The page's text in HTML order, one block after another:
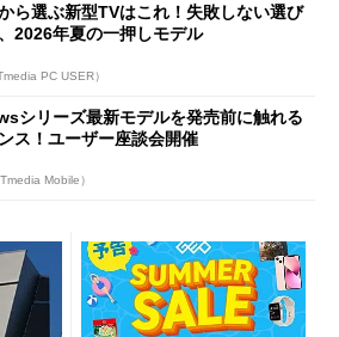
ら選ぶ新型TVはこれ！失敗しない選び
2026年夏の一押しモデル
PC USER）
シリーズ最新モデルを発売前に触れる
ス！ユーザー座談会開催
Mobile）